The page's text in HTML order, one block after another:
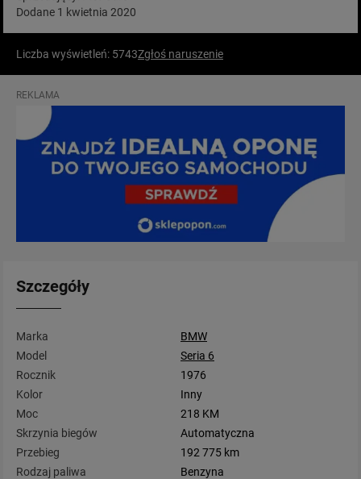
Dodane 1 kwietnia 2020
Liczba wyświetleń: 5743Zgłoś naruszenie
REKLAMA
Szczegóły
Marka
BMW
Model
Seria 6
Rocznik
1976
Kolor
Inny
Moc
218 KM
Skrzynia biegów
Automatyczna
Przebieg
192 775 km
Rodzaj paliwa
Benzyna